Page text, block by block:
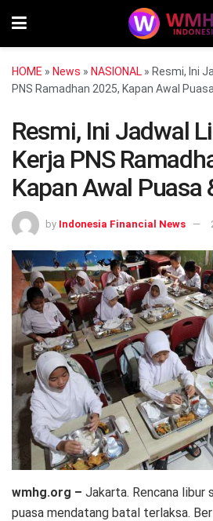
HOME » News » NASIONAL » Resmi, Ini
PNS Ramadhan 2025, Kapan Awal
Resmi, Ini Jadwal
Kerja PNS
Kapan Awal Puasa
by Indonesia Financial News
wmhg.org – Jakarta. Rencana libur
puasa mendatang batal terlaksa.